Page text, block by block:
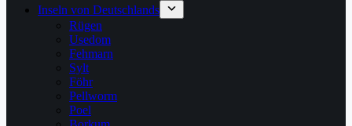
Inseln von Deutschlands
Rügen
Usedom
Fehmarn
Sylt
Föhr
Pellworm
Poel